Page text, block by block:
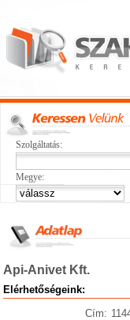
Szolgáltatás:
Megye:
Api-Anivet Kft.
Elérhetőségeink:
Cím: